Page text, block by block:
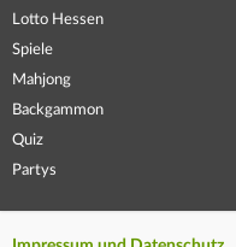
Lotto Hessen
Spiele
Mahjong
Backgammon
Quiz
Partys